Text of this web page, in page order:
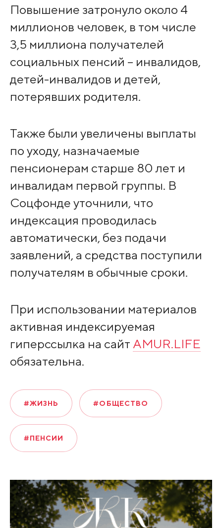
Повышение затронуло около 4
миллионов человек, в том числе
3,5 миллиона получателей
социальных пенсий – инвалидов,
детей-инвалидов и детей,
потерявших родителя.
Также были увеличены выплаты
по уходу, назначаемые
пенсионерам старше 80 лет и
инвалидам первой группы. В
Соцфонде уточнили, что
индексация проводилась
автоматически, без подачи
заявлений, а средства поступили
получателям в обычные сроки.
При использовании материалов
активная индексируемая
гиперссылка на сайт AMUR.LIFE
обязательна.
#ЖИЗНЬ #ОБЩЕСТВО
#ПЕНСИИ